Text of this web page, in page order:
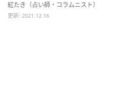
紅たき（占い師・コラムニスト）
更新: 2021.12.16